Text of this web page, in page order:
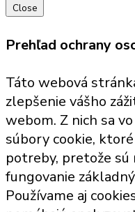
Close
Prehľad ochrany
Táto webová
zlepšenie vášho
webom. Z nich sa
súbory cookie,
potreby, pretože
fungovanie
Používame aj